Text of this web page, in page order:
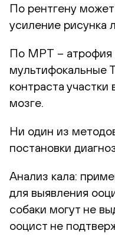
По рентгену
усиление рисунка
По МРТ – атрофия
мультифокальные
контраста
мозге.
Ни один из
постановки
Анализ кала:
для выявления
собаки могут не
ооцист не